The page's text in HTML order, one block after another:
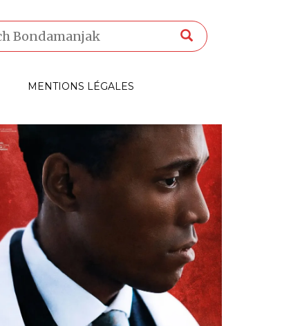
MENTIONS LÉGALES